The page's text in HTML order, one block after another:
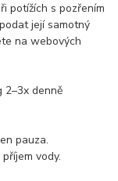
potížích s pozřením
její samotný
na webových
2–3x denně
pauza.
vody.